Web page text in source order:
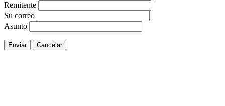
Remitente
Su correo
Asunto
Enviar Cancelar